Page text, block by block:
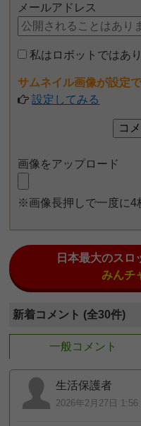
メールアドレス
私はロボットではあ
サムネイル画像が設定
設定してみる
画像をアップロード
※画像長押しで一度に4
日本最大のスロ
みんチ
新着コメント (全30件)
一般コメント
生活保護者
2026年2月27日 1:56